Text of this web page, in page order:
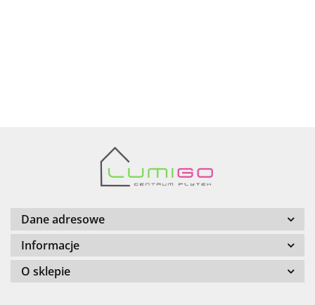
Barwolf
Dane adresowe
Informacje
O sklepie